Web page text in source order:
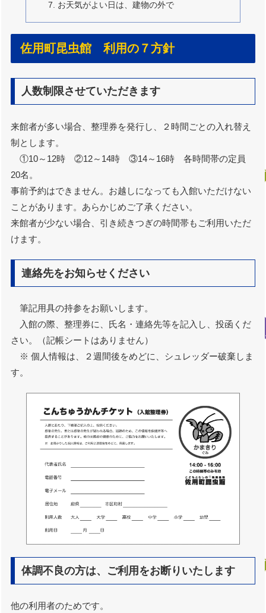
お天気がよい日は、建物の外で
佐用町昆虫館 利用の７方針
人数制限させていただきます
来館者が多い場合、整理券を発行し、２時間ごとの入れ替え
制とします。
①10～12時 ②12～14時 ③14～16時 各時間帯の定員
20名。
事前予約はできません。お越しになっても入館いただけない
ことがあります。あらかじめご了承ください。
来館者が少ない場合、引き続きつぎの時間帯もご利用いただ
けます。
連絡先をお知らせください
筆記用具の持参をお願いします。
入館の際、整理券に、氏名・連絡先等を記入し、投函くだ
さい。（記帳シートはありません）
※ 個人情報は、２週間後をめどに、シュレッダー破棄しま
す。
体調不良の方は、ご利用をお断りいたします
他の利用者のためです。